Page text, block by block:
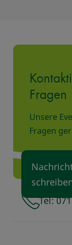
Fragen
Unsere
Fragen
Tel: